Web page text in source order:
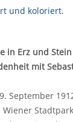
in Erz und
mit
September
Wiener